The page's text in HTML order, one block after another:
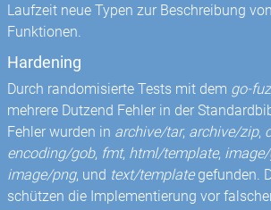
Laufzeit neue Typen zur Beschreibung
Funktionen.
Hardening
Durch randomisierte Tests mit dem go-
mehrere Dutzend Fehler in der
Fehler wurden in archive/tar, archive/zip,
encoding/gob, fmt, html/template,
image/png, und text/templategefunden.
schützen die Implementierung vor